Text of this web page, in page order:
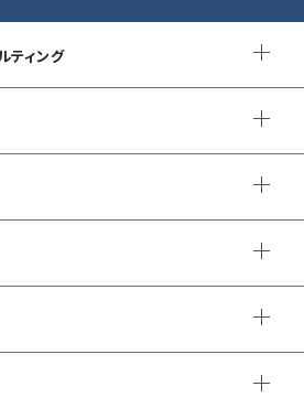
ティング
イザリ
者向け
策支援
備支援
API脆弱性診断
ざん検知